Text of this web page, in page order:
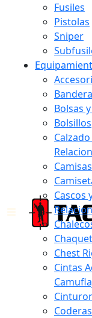
Fusiles
Pistolas
Sniper
Bolsas
Bolsillos
Cascos
Chest
Cintas